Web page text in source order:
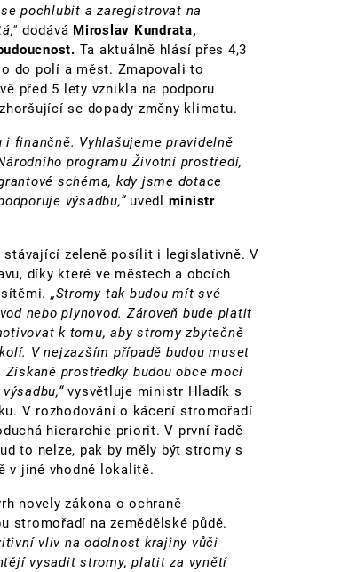
pochlubit a zaregistrovat na
dodává Miroslav Kundrata,
Ta aktuálně hlásí přes 4,3
do polí a měst. Zmapovali to
před 5 lety vznikla na podporu
se dopady změny klimatu.
finančně. Vyhlašujeme pravidelně
programu Životní prostředí,
schéma, kdy jsme dotace
výsadbu,“ uvedl ministr
zeleně posílit i legislativně. V
díky které ve městech a obcích
„Stromy tak budou mít své
nebo plynovod. Zároveň bude platit
k tomu, aby stromy zbytečně
V nejzazším případě budou muset
prostředky budou obce moci
vysvětluje ministr Hladík s
V rozhodování o kácení stromořadí
hierarchie priorit. V první řadě
to nelze, pak by měly být stromy s
v jiné vhodné lokalitě.
novely zákona o ochraně
stromořadí na zemědělské půdě.
vliv na odolnost krajiny vůči
vysadit stromy, platit za vynětí